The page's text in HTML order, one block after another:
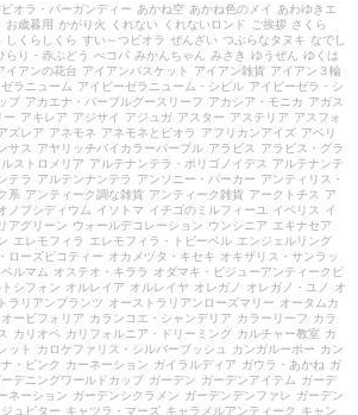
ビオラ・バーガンディー あかね空 あかね色のメイ
あわゆきエ
お歳暮用 かがり火 くれない くれないロンド ご挨拶 さくら
しくらしくら すい～つビオラ ぜんざい つぶらなタヌキ なでし
らり・赤ぶどう べコパ みかんちゃん みさき ゆうぜん
ゆくは
イアンの花台 アイアンバスケット アイアン雑貨 アイアン３輪
ラニューム アイビーゼラニューム・シビル アイビーゼラ・シ
プ アカエナ・パープルグースリーフ アカシア・モニカ アガス
ー アキレア アジサイ アジュガ アスター アステリア アスフォ
ズレア アネモネ アネモネとビオラ アフリカンアイズ アベリ
サス アヤリッチバイカラーパープル アラビス
アラビス・グラ
ルストロメリア アルテナンテラ・ポリゴノイデス
アルテナンテ
テラ アルテンナンテラ アンソニー・パーカー アンティリス・
系 アンティーク調な雑貨 アンティーク雑貨 アークトチス
ア
ノプシディウム イソトマ イチゴのミルフィーユ イベリス
イ
アグリーン ウォールデコレーション ウンシニア エキナセア
エレモフィラ エレモフィラ・トビーベル エンジェルリング
ローズピコティー オカメヅタ・キセキ オキザリス・サンラッ
ルマム オステオ・キララ
オダマキ・ビジューアンティークピ
シフォン オルレイア オルレイヤ オレガノ オレガノ・ユノ
オ
ラリアンプランツ オーストラリアンローズマリー オータムカ
ービフォリア カランコエ・シャンデリア カラーリーフ カラ
カリオペ カリフォルニア・ドリーミング カルチャー教室 カ
ット カロケファリス・シルバーブッシュ カンガルーポー カン
・ピンク カーネーション ガイラルディア ガウラ・あかね ガ
ーデニングワールドカップ ガーデン ガーデンアイテム ガーデ
ネーション ガーデンシクラメン ガーデンデンファレ ガーデン
ュピター キャツラ・マーズ キャラメルアンティーク
キャン